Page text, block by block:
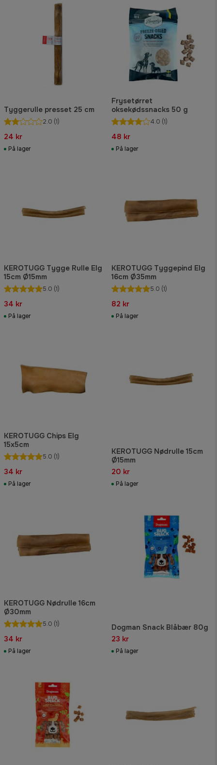
Tyggerulle presset 25 cm
2.0 (1)
24 kr
På lager
Frysetørret
oksekødssnacks 50 g
4.0 (1)
48 kr
På lager
KEROTUGG Tygge Rulle Elg
15cm Ø15mm
5.0 (1)
34 kr
På lager
KEROTUGG Tyggepind Elg
16cm Ø35mm
5.0 (1)
82 kr
På lager
KEROTUGG Chips Elg
15x5cm
5.0 (1)
34 kr
På lager
KEROTUGG Nødrulle 15cm
Ø15mm
20 kr
På lager
KEROTUGG Nødrulle 16cm
Ø30mm
5.0 (1)
34 kr
På lager
Dogman Snack Blåbær 80g
23 kr
På lager